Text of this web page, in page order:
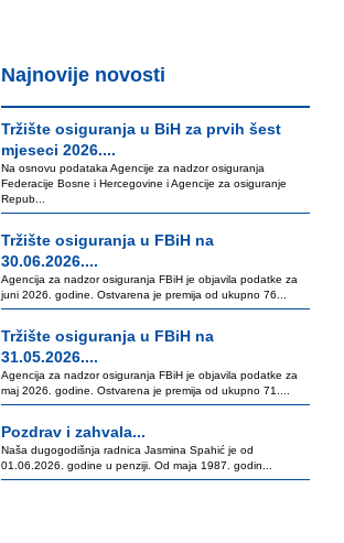
Najnovije novosti
Tržište osiguranja u BiH za prvih šest
mjeseci 2026....
Na osnovu podataka Agencije za nadzor osiguranja
Federacije Bosne i Hercegovine i Agencije za osiguranje
Repub...
Tržište osiguranja u FBiH na
30.06.2026....
Agencija za nadzor osiguranja FBiH je objavila podatke za
juni 2026. godine. Ostvarena je premija od ukupno 76...
Tržište osiguranja u FBiH na
31.05.2026....
Agencija za nadzor osiguranja FBiH je objavila podatke za
maj 2026. godine. Ostvarena je premija od ukupno 71....
Pozdrav i zahvala...
Naša dugogodišnja radnica Jasmina Spahić je od
01.06.2026. godine u penziji. Od maja 1987. godin...